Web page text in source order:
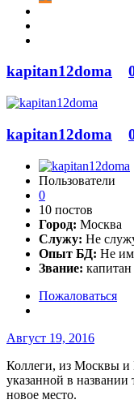
kapitan12doma
kapitan12doma
Пользователи
0
10 постов
Город: Москва
Служу: Не
Опыт БД: Не
Звание:
Пожаловаться
Август 19, 2016
Коллеги, из Москвы и
указанной в
новое место.